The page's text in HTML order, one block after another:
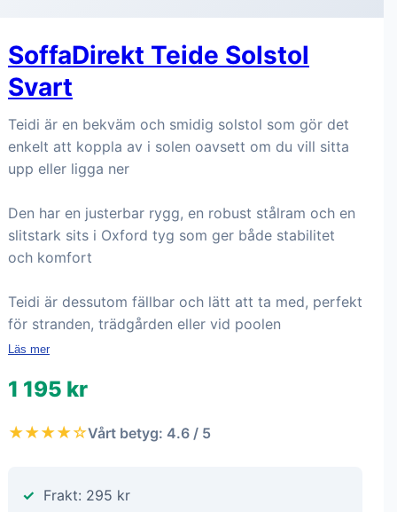
SoffaDirekt Teide Solstol
Svart
Teidi är en bekväm och smidig solstol som gör det
enkelt att koppla av i solen oavsett om du vill sitta
upp eller ligga ner
Den har en justerbar rygg, en robust stålram och en
slitstark sits i Oxford tyg som ger både stabilitet
och komfort
Teidi är dessutom fällbar och lätt att ta med, perfekt
för stranden, trädgården eller vid poolen
Läs mer
1 195 kr
★★★★☆Vårt betyg: 4.6 / 5
Frakt: 295 kr